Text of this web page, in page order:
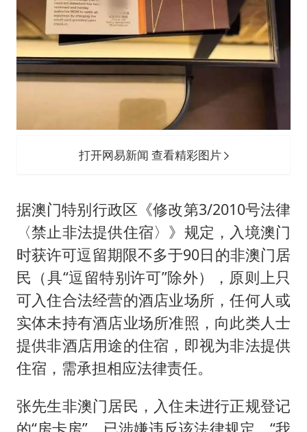
打开网易新闻 查看精彩图片
据澳门特别行政区《修改第3/2010号法律
〈禁止非法提供住宿〉》规定，入境澳门
时获许可逗留期限不多于90日的非澳门居
民（具“逗留特别许可”除外），原则上只
可入住合法经营的酒店业场所，任何人或
实体未持有酒店业场所准照，向此类人士
提供非酒店用途的住宿，即视为非法提供
住宿，需承担相应法律责任。
张先生非澳门居民，入住未进行正规登记